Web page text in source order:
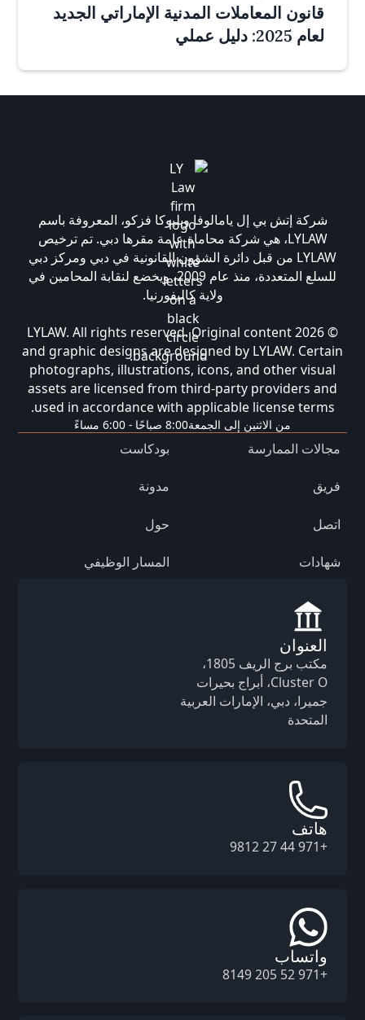
قانون المعاملات المدنية الإماراتي الجديد
لعام 2025: دليل عملي
شركة إتش بي إل يامالوفا وبليوكا فزكو، المعروفة باسم
LYLAW، هي شركة محاماة عامة مقرها دبي. تم ترخيص
LYLAW من قبل دائرة الشؤون القانونية في دبي ومركز دبي
للسلع المتعددة، منذ عام 2009، ويخضع لنقابة المحامين في
ولاية كاليفورنيا.
© 2026 LYLAW. All rights reserved. Original content
and graphic designs are designed by LYLAW. Certain
photographs, illustrations, icons, and other visual
assets are licensed from third-party providers and
used in accordance with applicable license terms.
من الاثنين إلى الجمعة8:00 صباحًا - 6:00 مساءً
مجالات الممارسة بودكاست
فريق مدونة
اتصل حول
شهادات المسار الوظيفي
العنوان
مكتب برج الريف 1805،
Cluster O، أبراج بحيرات
جميرا، دبي، الإمارات العربية
المتحدة
هاتف
+971 44 27 9812
واتساب
+971 52 205 8149